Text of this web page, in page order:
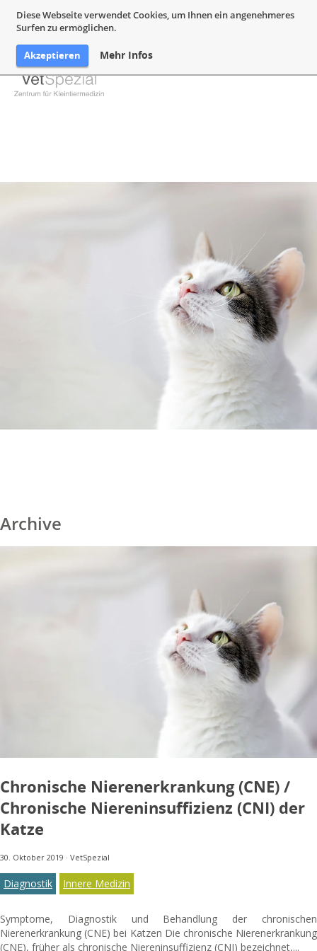
Diese Webseite verwendet Cookies, um Ihnen ein angenehmeres
Surfen zu ermöglichen.
Akzeptieren Mehr Infos
Archive
Chronische Nierenerkrankung (CNE) /
Chronische Niereninsuffizienz (CNI) der
Katze
30. Oktober 2019 · VetSpezial
Diagnostik Innere Medizin
Symptome, Diagnostik und Behandlung der chronischen
Nierenerkrankung (CNE) bei Katzen Die chronische Nierenerkrankung
(CNE), früher als chronische Niereninsuffizienz (CNI) bezeichnet,...